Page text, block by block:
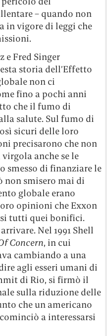
– quando non
in vigore di leggi che
e Fred Singer
storia dell’Effetto
non ci
fino a pochi anni
che il fumo di
salute. Sul fumo di
sicuri delle loro
precisarono che non
anche se le
smesso di finanziare le
non smisero mai di
globale erano
opinioni che Exxon
tutti quei bonifici.
Nel 1991 Shell
Concern, in cui
cambiando a una
agli esseri umani di
di Rio, si firmò il
sulla riduzione delle
che un americano
a interessarsi